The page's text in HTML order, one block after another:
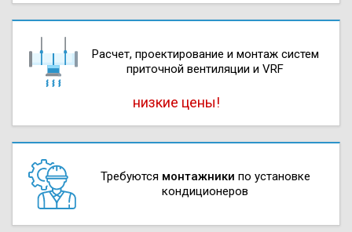
Расчет, проектирова­ние и монтаж систем
приточной вентиляции и VRF
низкие цены!
Требуются монтажники по установке
кондиционеров